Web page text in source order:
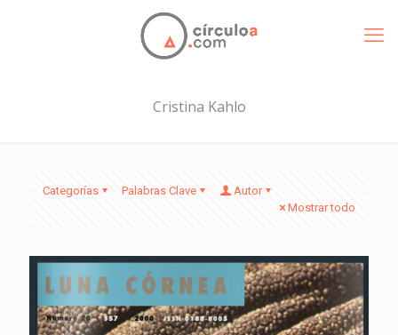
Cristina Kahlo
Categorías Palabras Clave
Autor
Mostrar todo